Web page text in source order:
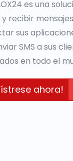
es una
recibir mensajes
sus
SMS a sus
en todo el
ahora!